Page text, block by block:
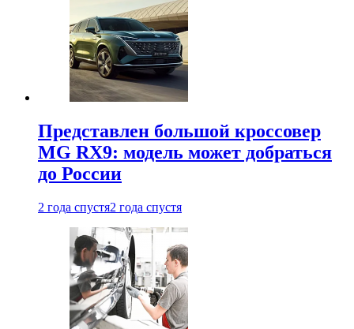
Представлен большой кроссовер
MG RX9: модель может добраться
до России
2 года спустя2 года спустя